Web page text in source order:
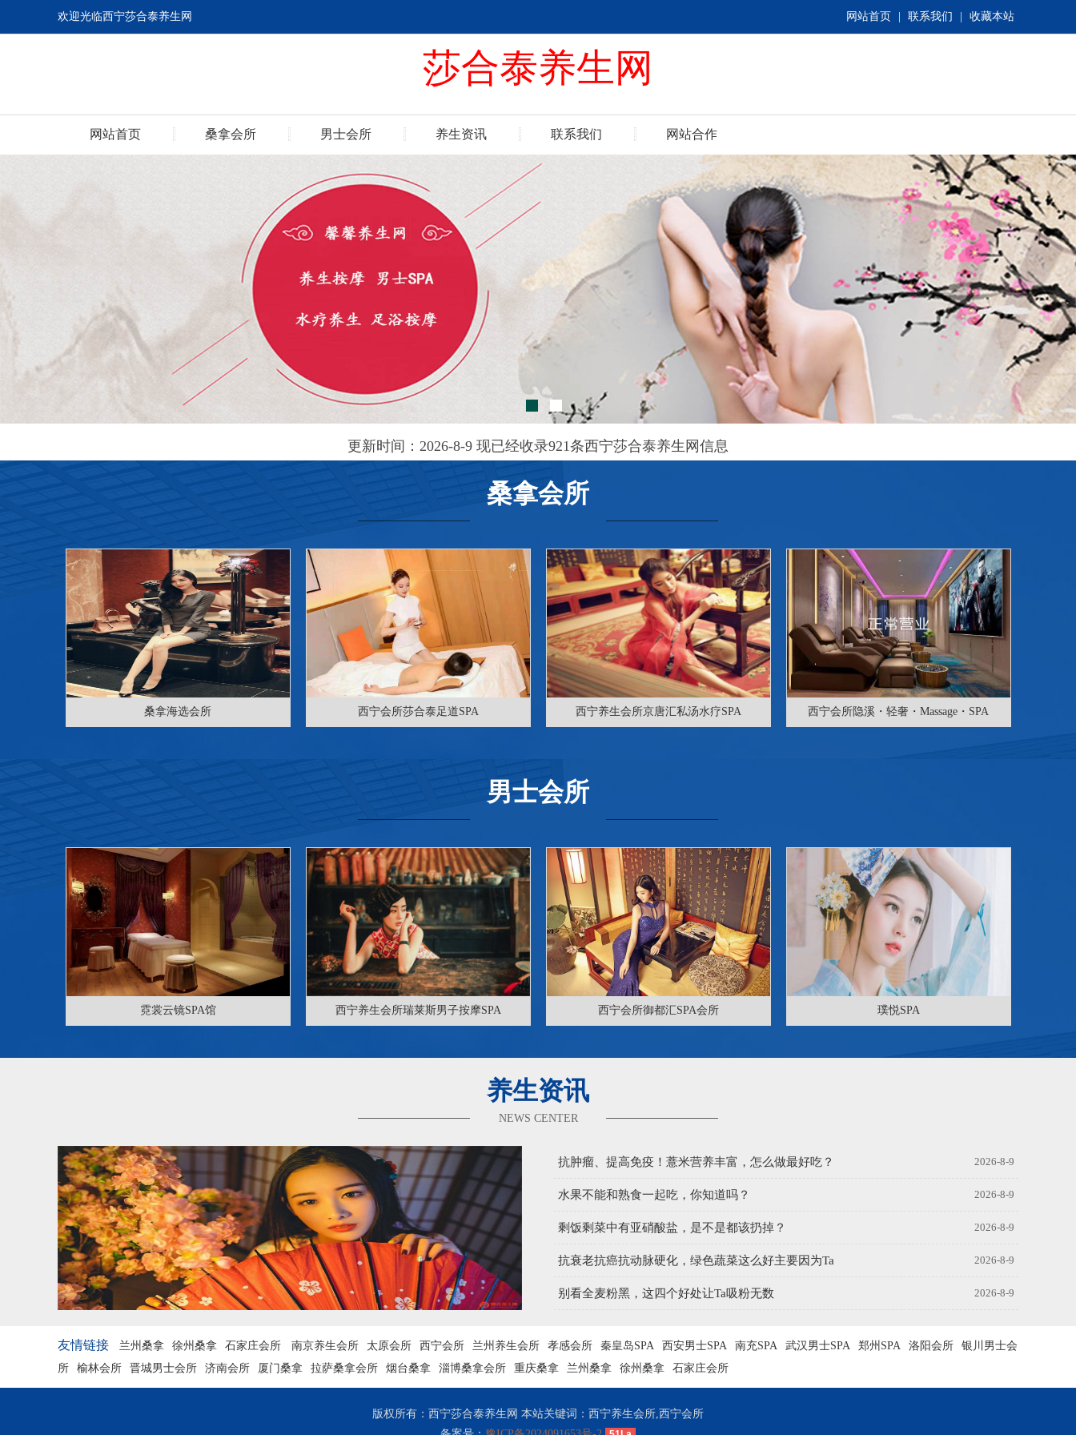
网站首页 联系我们 收藏本站
欢迎光临西宁莎合泰养生网
莎合泰养生网
网站首页 桑拿会所 男士会所 养生资讯 联系我们 网站合作
更新时间：2026-8-9 现已经收录921条西宁莎合泰养生网信息
桑拿会所
桑拿海选会所 西宁会所莎合泰足道SPA 西宁养生会所京唐汇私汤水疗SPA 西宁会所隐溪・轻奢・Massage・SPA
男士会所
霓裳云镜SPA馆 西宁养生会所瑞莱斯男子按摩SPA 西宁会所御都汇SPA会所 璞悦SPA
养生资讯
NEWS CENTER
2026-8-9
抗肿瘤、提高免疫！薏米营养丰富，怎么做最好吃？
2026-8-9
水果不能和熟食一起吃，你知道吗？
2026-8-9
剩饭剩菜中有亚硝酸盐，是不是都该扔掉？
2026-8-9
抗衰老抗癌抗动脉硬化，绿色蔬菜这么好主要因为Ta
2026-8-9
别看全麦粉黑，这四个好处让Ta吸粉无数
友情链接 兰州桑拿 徐州桑拿 石家庄会所 南京养生会所 太原会所 西宁会所 兰州养生会所 孝感会所 秦皇岛SPA 西安男士SPA 南充SPA 武汉男士SPA 郑州SPA 洛阳会所
银川男士会
所
榆林会所 晋城男士会所 济南会所 厦门桑拿 拉萨桑拿会所 烟台桑拿 淄博桑拿会所 重庆桑拿 兰州桑拿 徐州桑拿 石家庄会所
版权所有：西宁莎合泰养生网 本站关键词：西宁养生会所,西宁会所